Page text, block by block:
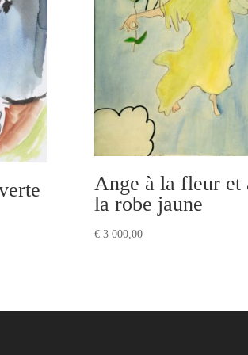
Ange à la fleur et
la robe jaune
€3 000,00